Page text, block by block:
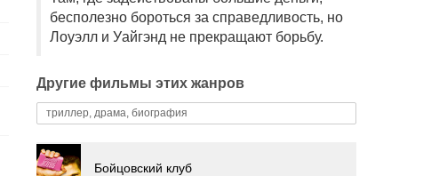
бесполезно бороться за справедливость, но
Лоуэлл и Уайгэнд не прекращают борьбу.
Другие фильмы этих жанров
триллер, драма, биография
Бойцовский клуб